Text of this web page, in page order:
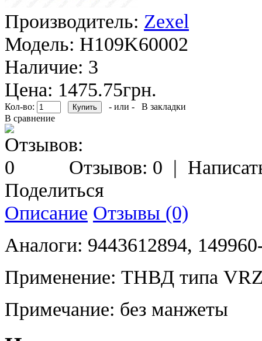
Производитель: Zexel
Модель: H109K60002
Наличие: 3
Цена: 1475.75грн.
Кол-во: - или -
В закладки
В сравнение
Отзывов: 0 |
Поделиться
Описание Отзывы (0)
Аналоги: 9443612894,
Применение: ТНВД типа
Примечание: без манжеты